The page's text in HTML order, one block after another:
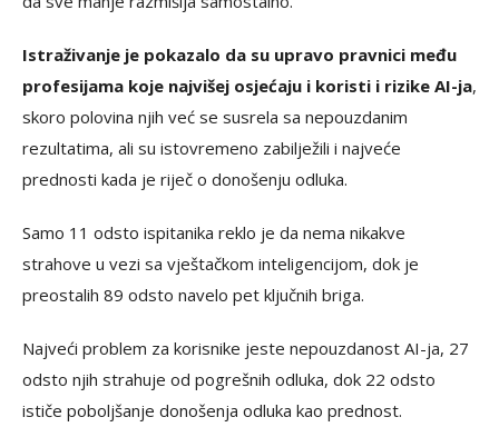
Istraživanje je pokazalo da su upravo pravnici među
profesijama koje najvišej osjećaju i koristi i rizike AI-ja,
skoro polovina njih već se susrela sa nepouzdanim
rezultatima, ali su istovremeno zabilježili i najveće
prednosti kada je riječ o donošenju odluka.
Samo 11 odsto ispitanika reklo je da nema nikakve
strahove u vezi sa vještačkom inteligencijom, dok je
preostalih 89 odsto navelo pet ključnih briga.
Najveći problem za korisnike jeste nepouzdanost AI-ja, 27
odsto njih strahuje od pogrešnih odluka, dok 22 odsto
ističe poboljšanje donošenja odluka kao prednost.